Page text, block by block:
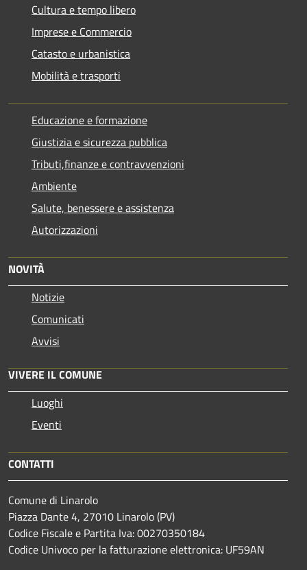
Cultura e tempo libero
Imprese e Commercio
Catasto e urbanistica
Mobilità e trasporti
Educazione e formazione
Giustizia e sicurezza pubblica
Tributi,finanze e contravvenzioni
Ambiente
Salute, benessere e assistenza
Autorizzazioni
NOVITÀ
Notizie
Comunicati
Avvisi
VIVERE IL COMUNE
Luoghi
Eventi
CONTATTI
Comune di Linarolo
Piazza Dante 4, 27010 Linarolo (PV)
Codice Fiscale e Partita Iva: 00270350184
Codice Univoco per la fatturazione elettronica: UF59AN